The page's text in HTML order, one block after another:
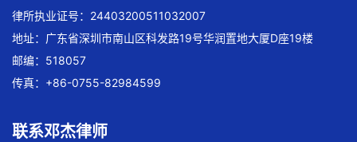
律所执业证号：24403200511032007
地址：广东省深圳市南山区科发路19号华润置地大厦D座19楼
邮编：518057
传真：+86-0755-82984599
联系邓杰律师